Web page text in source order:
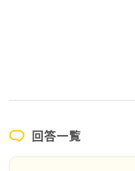
回答一覧